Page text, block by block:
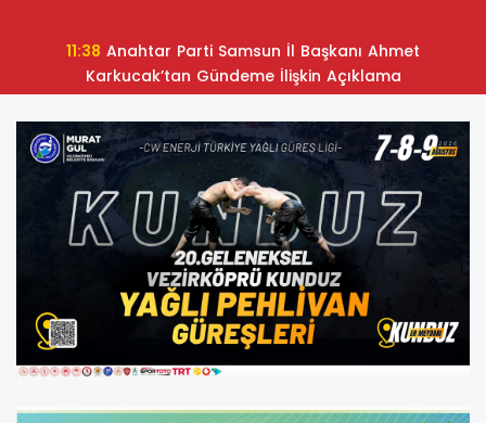
11:38
Karkucak’tan Gündeme İlişkin Açıklama